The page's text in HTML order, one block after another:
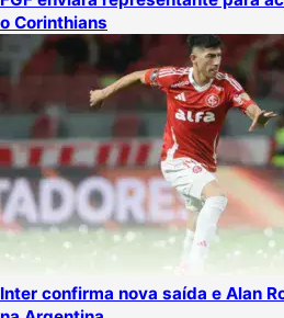
o Corinthians
Inter confirma nova saída e Alan